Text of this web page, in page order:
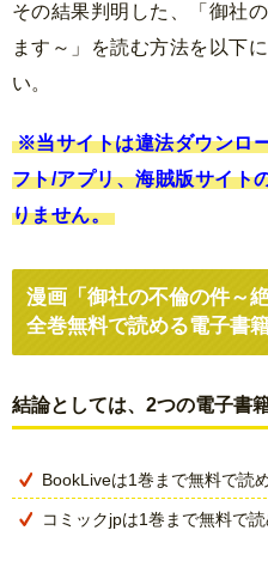
その結果判明した、「御社
ます～」を読む方法を以下
い。
※当サイトは違法ダウンロ
フト/アプリ、海賊版サイト
りません。
漫画「御社の不倫の件～
全巻無料で読める電子書
結論としては、2つの電子書
BookLiveは1巻まで無料で読
コミックjpは1巻まで無料で